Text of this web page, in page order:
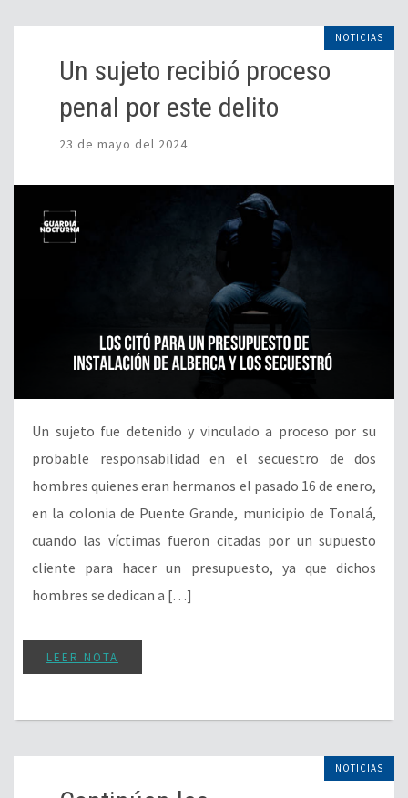
NOTICIAS
Un sujeto recibió proceso
penal por este delito
23 de mayo del 2024
Un sujeto fue detenido y vinculado a proceso por su
probable responsabilidad en el secuestro de dos
hombres quienes eran hermanos el pasado 16 de enero,
en la colonia de Puente Grande, municipio de Tonalá,
cuando las víctimas fueron citadas por un supuesto
cliente para hacer un presupuesto, ya que dichos
hombres se dedican a […]
LEER NOTA
NOTICIAS